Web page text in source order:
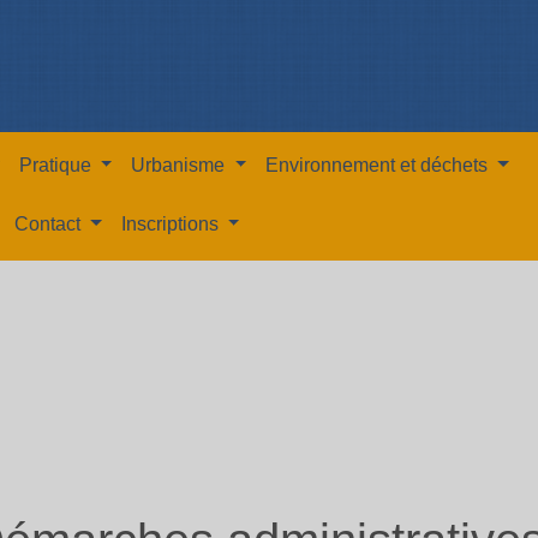
Pratique Urbanisme Environnement et déchets
Contact Inscriptions